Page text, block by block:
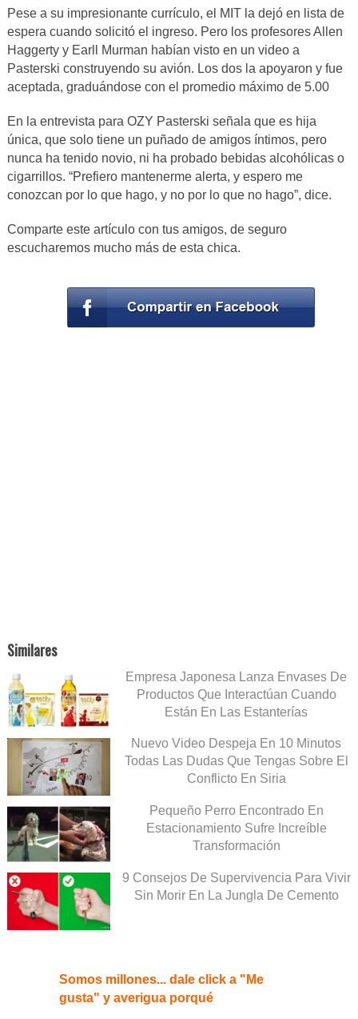
Pese a su impresionante currículo, el MIT la dejó en lista de
espera cuando solicitó el ingreso. Pero los profesores Allen
Haggerty y Earll Murman habían visto en un video a
Pasterski construyendo su avión. Los dos la apoyaron y fue
aceptada, graduándose con el promedio máximo de 5.00
En la entrevista para OZY Pasterski señala que es hija
única, que solo tiene un puñado de amigos íntimos, pero
nunca ha tenido novio, ni ha probado bebidas alcohólicas o
cigarrillos. “Prefiero mantenerme alerta, y espero me
conozcan por lo que hago, y no por lo que no hago”, dice.
Comparte este artículo con tus amigos, de seguro
escucharemos mucho más de esta chica.
Similares
Empresa Japonesa Lanza Envases De
Productos Que Interactúan Cuando
Están En Las Estanterías
Nuevo Video Despeja En 10 Minutos
Todas Las Dudas Que Tengas Sobre El
Conflicto En Siria
Pequeño Perro Encontrado En
Estacionamiento Sufre Increíble
Transformación
9 Consejos De Supervivencia Para Vivir
Sin Morir En La Jungla De Cemento
Somos millones... dale click a "Me
gusta" y averigua porqué